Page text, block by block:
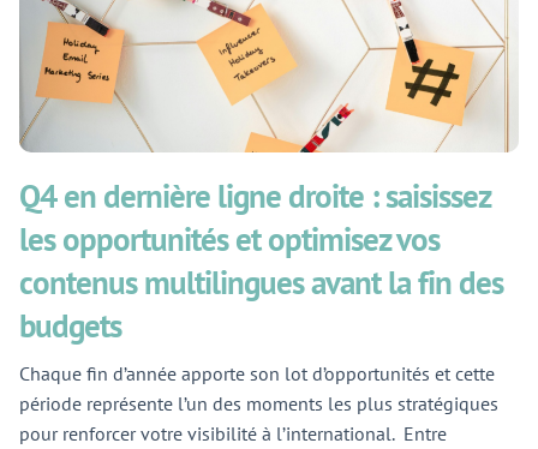
Q4 en dernière ligne droite : saisissez
les opportunités et optimisez vos
contenus multilingues avant la fin des
budgets
Chaque fin d’année apporte son lot d’opportunités et cette
période représente l’un des moments les plus stratégiques
pour renforcer votre visibilité à l’international. Entre